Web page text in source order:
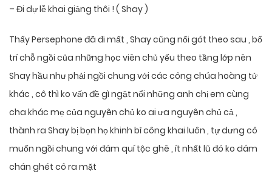
– Đi dự lễ khai giảng thôi ! ( Shay )
Thấy Persephone đã đi mất , Shay cũng nối gót theo sau , bố
trí chỗ ngồi của những học viên chủ yếu theo tầng lớp nên
Shay hầu như phải ngồi chung với các công chúa hoàng tử
khác , cô thì ko vấn đề gì ngặt nổi những anh chị em cùng
cha khác mẹ của nguyên chủ ko ai ưa nguyên chủ cả ,
thành ra Shay bị bọn họ khinh bỉ công khai luôn , tự dưng cô
muốn ngồi chung với đám quí tộc ghê , ít nhất lũ đó ko dám
chán ghét cô ra mặt